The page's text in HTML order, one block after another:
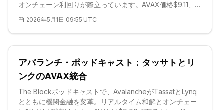
オンチェーン利回りが際立っています。AVAX価格$9.11、強
加速させています。
2026年5月1日 09:55 UTC
アバランチ・ポッドキャスト：タッサトとリ
ンクのAVAX統合
The Blockポッドキャストで、AvalancheがTassatとLynq
とともに機関金融を変革。リアルタイム和解とオンチェー